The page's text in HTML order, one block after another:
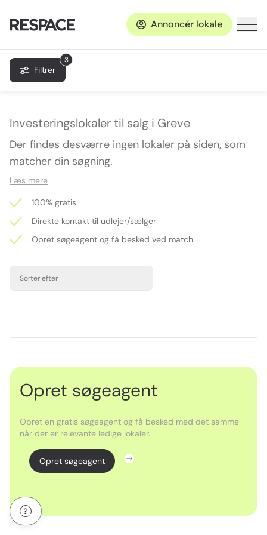
Annoncér lokale
3
Filtrer
Investeringslokaler til salg i Greve
Der findes desværre ingen lokaler på siden, som
matcher din søgning.
Læs mere
100% gratis
Direkte kontakt til udlejer/sælger
Opret søgeagent og få besked ved match
Sorter efter
Opret søgeagent
Opret en gratis søgeagent og få besked med det samme
når der er relevante ledige lokaler.
Opret søgeagent